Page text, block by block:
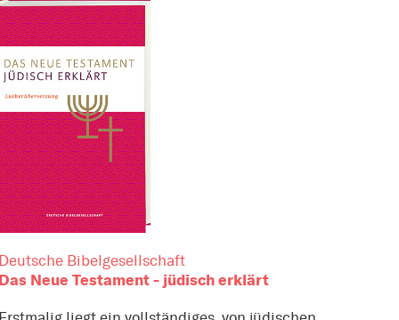
Bibelgesellschaft
Neue Testament - jüdisch erklärt